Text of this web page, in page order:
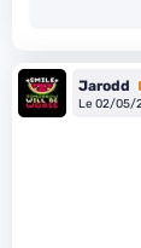
Jarodd
Le 02/05/